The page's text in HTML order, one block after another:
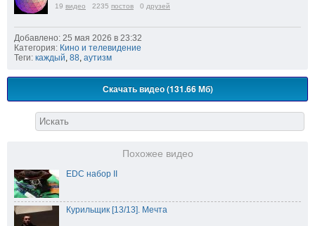
19 видео 2235 постов 0 друзей
Добавлено: 25 мая 2026 в 23:32
Категория: Кино и телевидение
Теги: каждый, 88, аутизм
Скачать видео (131.66 Мб)
Похожее видео
EDC набор II
Курильщик [13/13]. Мечта